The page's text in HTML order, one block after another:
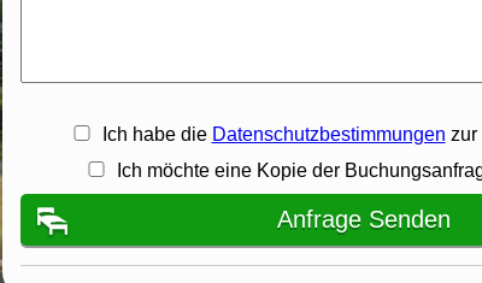
Ich habe die Datenschutzbestimmungen zur
Ich möchte eine Kopie der
Anfrage Senden